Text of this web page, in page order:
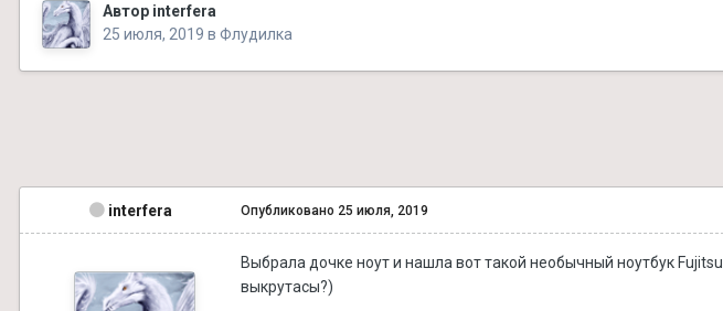
Автор interfera
25 июля, 2019 в Флудилка
interfera Опубликовано 25 июля, 2019
Выбрала дочке ноут и нашла вот такой необычный ноутбук Fujitsu
выкрутасы?)